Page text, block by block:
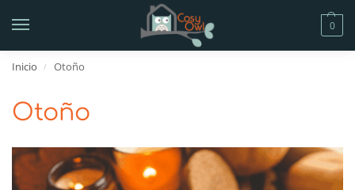
0
Inicio / Otoño
Otoño